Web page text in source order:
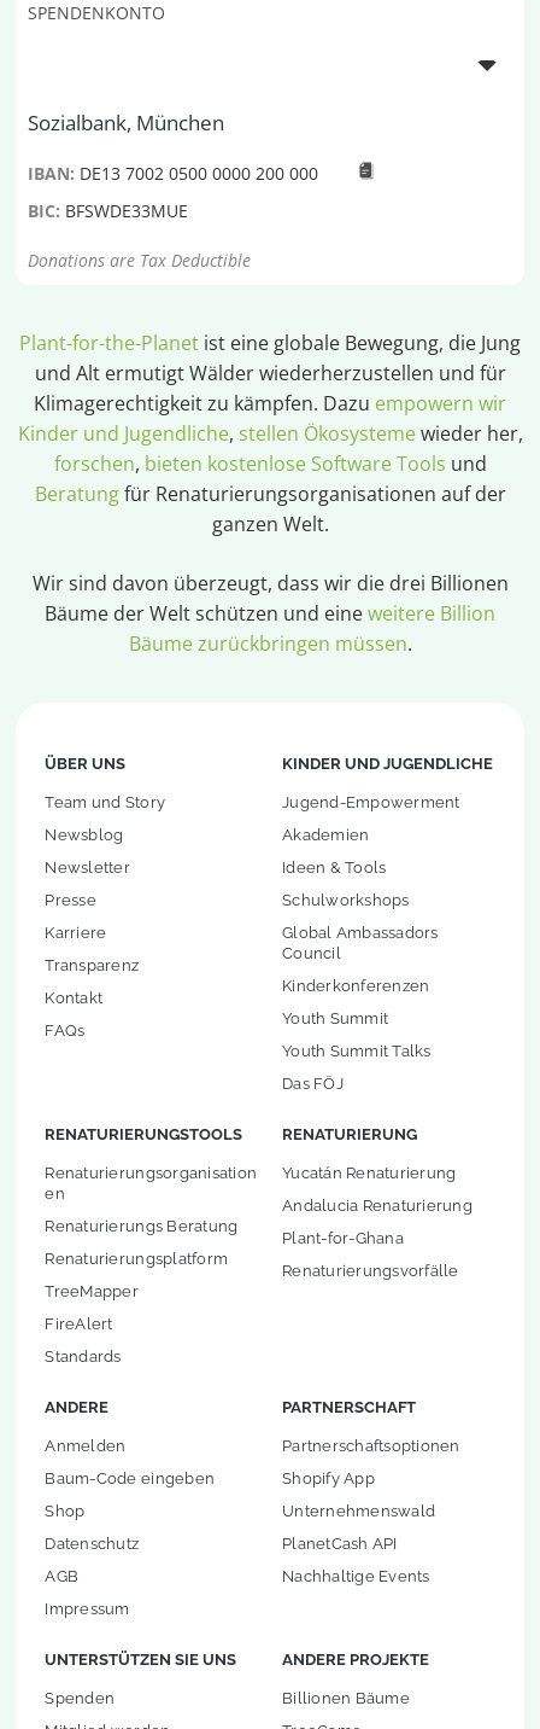
SPENDENKONTO
Sozialbank, München
IBAN: DE13 7002 0500 0000 200 000
BIC: BFSWDE33MUE
Donations are Tax Deductible
Plant-for-the-Planet ist eine globale Bewegung, die Jung
und Alt ermutigt Wälder wiederherzustellen und für
Klimagerechtigkeit zu kämpfen. Dazu empowern wir
Kinder und Jugendliche, stellen Ökosystemewieder her,
forschen, bieten kostenlose Software Tools und
Beratungfür Renaturierungsorganisationen auf der
ganzen Welt.
Wir sind davon überzeugt, dass wir die drei Billionen
Bäume der Welt schützen und eineweitere Billion
Bäume zurückbringen müssen.
ÜBER UNS
Team und Story
Newsblog
Newsletter
Presse
Karriere
Transparenz
Kontakt
FAQs
KINDER UND JUGENDLICHE
Jugend-Empowerment
Akademien
Ideen & Tools
Schulworkshops
Global Ambassadors
Council
Kinderkonferenzen
Youth Summit
Youth Summit Talks
Das FÖJ
RENATURIERUNGSTOOLS
Renaturierungsorganisation
en
Renaturierungs Beratung
Renaturierungsplatform
TreeMapper
FireAlert
Standards
RENATURIERUNG
Yucatán Renaturierung
Andalucia Renaturierung
Plant-for-Ghana
Renaturierungsvorfälle
ANDERE
Anmelden
Baum-Code eingeben
Shop
Datenschutz
AGB
Impressum
PARTNERSCHAFT
Partnerschaftsoptionen
Shopify App
Unternehmenswald
PlanetCash API
Nachhaltige Events
UNTERSTÜTZEN SIE UNS
Spenden
ANDERE PROJEKTE
Billionen Bäume